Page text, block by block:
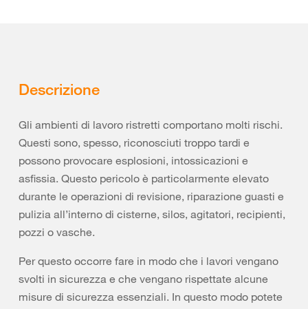
Descrizione
Gli ambienti di lavoro ristretti comportano molti rischi.
Questi sono, spesso, riconosciuti troppo tardi e
possono provocare esplosioni, intossicazioni e
asfissia. Questo pericolo è particolarmente elevato
durante le operazioni di revisione, riparazione guasti e
pulizia all’interno di cisterne, silos, agitatori, recipienti,
pozzi o vasche.
Per questo occorre fare in modo che i lavori vengano
svolti in sicurezza e che vengano rispettate alcune
misure di sicurezza essenziali. In questo modo potete